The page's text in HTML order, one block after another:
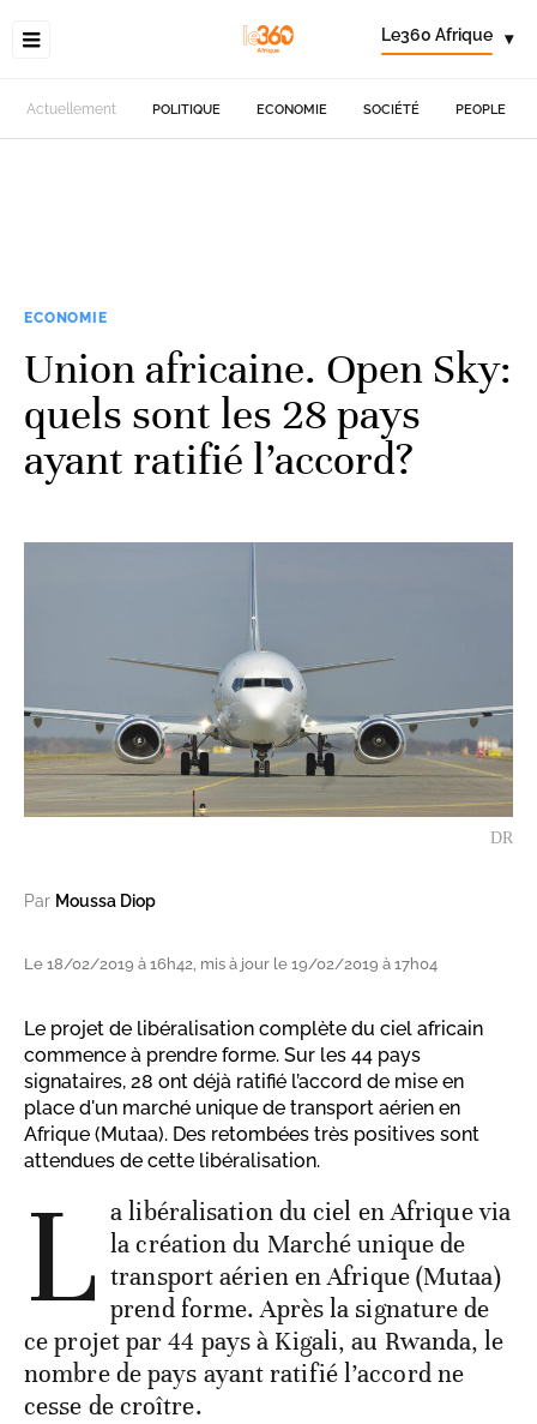
Le360 Afrique ▾
Actuellement POLITIQUE ECONOMIE SOCIÉTÉ PEOPLE
ECONOMIE
Union africaine. Open Sky:
quels sont les 28 pays
ayant ratifié l’accord?
DR
Par Moussa Diop
Le 18/02/2019 à 16h42, mis à jour le 19/02/2019 à 17h04
Le projet de libéralisation complète du ciel africain
commence à prendre forme. Sur les 44 pays
signataires, 28 ont déjà ratifié l’accord de mise en
place d'un marché unique de transport aérien en
Afrique (Mutaa). Des retombées très positives sont
attendues de cette libéralisation.
L a libéralisation du ciel en Afrique via
la création du Marché unique de
transport aérien en Afrique (Mutaa)
prend forme. Après la signature de
ce projet par 44 pays à Kigali, au Rwanda, le
nombre de pays ayant ratifié l’accord ne
cesse de croître.